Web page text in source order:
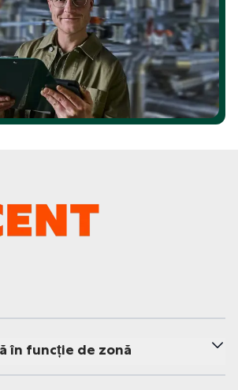
în funcție de zonă